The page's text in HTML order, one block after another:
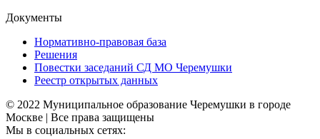
Документы
Нормативно-правовая база
Решения
Повестки заседаний СД МО Черемушки
Реестр открытых данных
© 2022 Муниципальное образование Черемушки в городе
Москве | Все права защищены
Мы в социальных сетях: